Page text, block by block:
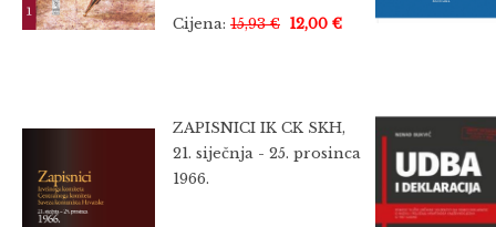
Cijena: 15,93 € 12,00 €
ZAPISNICI IK CK SKH,
21. siječnja - 25. prosinca
1966.